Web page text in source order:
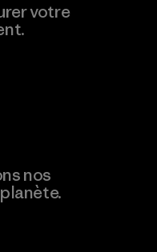
votre
nos